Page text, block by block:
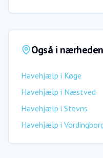
Også i nærheden
Havehjælp i Køge
Havehjælp i Næstved
Havehjælp i Stevns
Havehjælp i